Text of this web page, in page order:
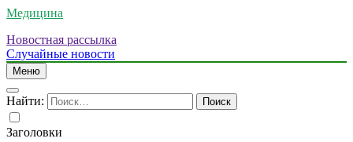
Медицина
Новостная рассылка
Случайные новости
Меню
Найти:
Заголовки